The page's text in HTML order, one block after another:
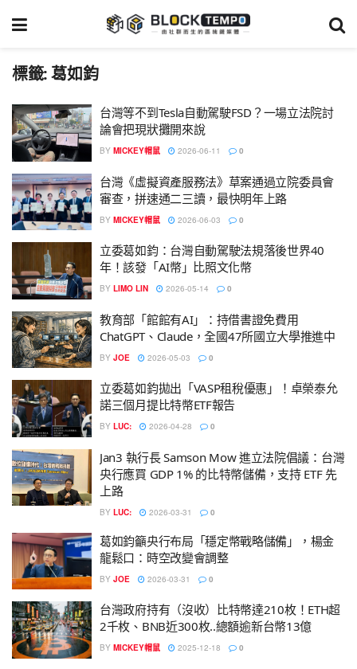
標籤:葛如鈞
台灣等不到Tesla自動駕駛FSD？一場立法院討
論會把現狀攤開來說
BY MICKEY帽鼠 2026-06-11 0
台灣《虛擬資產服務法》草案通過立院委員會
審查，拼速通二三讀，最快明年上路
BY MICKEY帽鼠 2026-06-03 0
立委葛如鈞：台灣自動駕駛法規落後世界40
年！該發「AI幣」比照文化幣
BY LIMO LIN 2026-05-14 0
教育部「館館有AI」：持借書證免費用
ChatGPT、Claude，全國47所國立大學推進中
BY JOE 2026-05-03 0
立委葛如鈞拋出「VASP租稅優惠」！卓榮泰允
諾三個月提比特幣ETF報告
BY LUC: 2026-04-28 0
Jan3 執行長 Samson Mow 進立法院倡議：台灣
央行應買 GDP 1% 的比特幣儲備，支持 ETF 先
上路
BY LUC: 2026-03-31 0
葛如鈞籲央行布局「穩定幣戰略儲備」，楊金
龍鬆口：時空改變會調整
BY JOE 2026-03-31 0
台灣政府持有（沒收）比特幣達210枚！ETH超
2千枚、BNB近300枚..總額逾新台幣13億
BY MICKEY帽鼠 2025-12-18 0